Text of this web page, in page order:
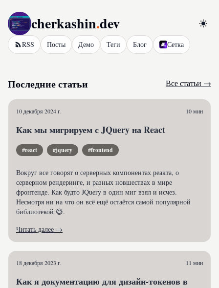
cherkashin.dev
RSS Посты Демо Теги Блог Сетка
Последние статьи Все статьи →
10 декабря 2024 г. 10 мин
Как мы мигрируем с JQuery на React
#react #jquery #frontend
Вокруг все говорят о серверных компонентах реакта, о
серверном рендеринге, и разных новшествах в мире
фронтенде. Как будто JQuery в один миг взял и исчез.
Несмотря ни на что он всё ещё остаётся самой популярной
библиотекой 😅.
Читать далее →
18 декабря 2023 г. 11 мин
Как я документацию для дизайн-токенов в